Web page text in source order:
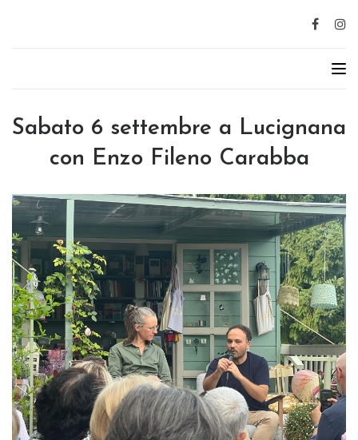
Sabato 6 settembre a Lucignana
con Enzo Fileno Carabba